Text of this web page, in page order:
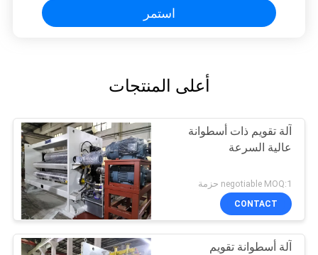
استمر
أعلى المنتجات
آلة تقويم ذات أسطوانة
عالية السرعة
negotiable MOQ:1 حزمة
CONTACT
آلة أسطوانة تقويم